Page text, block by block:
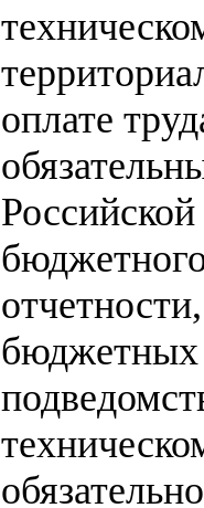
оплате
бюджетных